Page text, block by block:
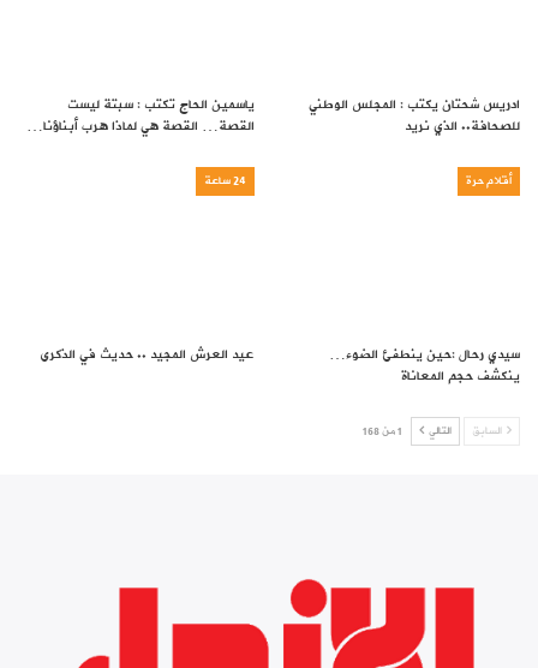
ادريس شحتان يكتب : المجلس الوطني
للصحافة.. الذي نريد
ياسمين الحاج تكتب : سبتة ليست
القصة… القصة هي لماذا هرب أبناؤنا…
أقلام حرة
سيدي رحال :حين ينطفئ الضوء…
ينكشف حجم المعاناة
24 ساعة
عيد العرش المجيد .. حديث في الذكرى
السابق التالي 1 من 168